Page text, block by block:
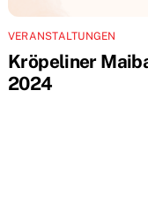
VERANSTALTUNGEN
Kröpeliner
2024